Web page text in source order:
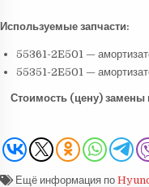
Используемые запчасти:
55361-2E501 —
55351-2E501 —
Стоимость (цену)
Ещё информация по